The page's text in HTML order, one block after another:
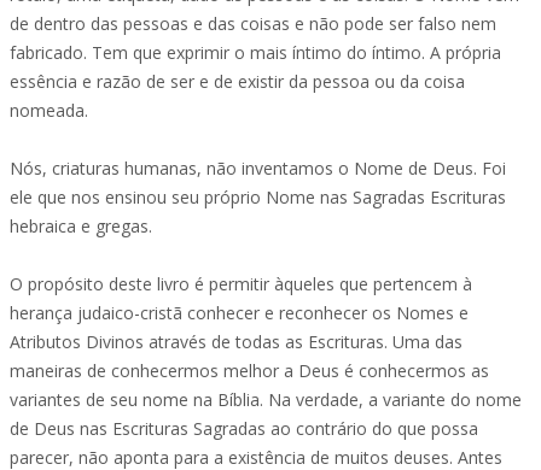
de dentro das pessoas e das coisas e não pode ser falso nem
fabricado. Tem que exprimir o mais íntimo do íntimo. A própria
essência e razão de ser e de existir da pessoa ou da coisa
nomeada.
Nós, criaturas humanas, não inventamos o Nome de Deus. Foi
ele que nos ensinou seu próprio Nome nas Sagradas Escrituras
hebraica e gregas.
O propósito deste livro é permitir àqueles que pertencem à
herança judaico-cristã conhecer e reconhecer os Nomes e
Atributos Divinos através de todas as Escrituras. Uma das
maneiras de conhecermos melhor a Deus é conhecermos as
variantes de seu nome na Bíblia. Na verdade, a variante do nome
de Deus nas Escrituras Sagradas ao contrário do que possa
parecer, não aponta para a existência de muitos deuses. Antes